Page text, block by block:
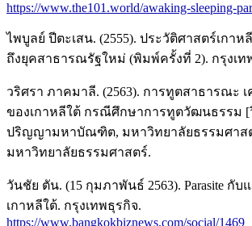
https://www.the101.world/awaking-sleeping-
ไพบูลย์ ปีตะเสน. (2555). ประวัติศาสตร์เกาห
ถึงยุคสาธารณรัฐใหม่ (พิมพ์ครั้งที่ 2). กรุงเท
วริศรา ภาคมาลี. (2563). การทูตสาธารณะ เ
ของเกาหลีใต้ กรณีศึกษาการทูตวัฒนธรรม
ปริญญามหาบัณฑิต, มหาวิทยาลัยธรรมศาส
มหาวิทยาลัยธรรมศาสตร์.
วันชัย ตัน. (15 กุมภาพันธ์ 2563). Parasite กั
เกาหลีใต้. กรุงเทพธุรกิจ.
https://www.bangkokbiznews.com/social/1469